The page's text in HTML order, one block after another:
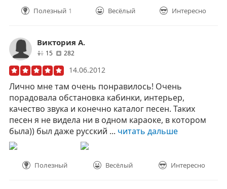
Полезный 1 Весёлый Интересно
Виктория А.
15друзей
282
14.06.2012
Лично мне там очень понравилось! Очень
порадовала обстановка кабинки, интерьер,
качество звука и конечно каталог песен. Таких
песен я не видела ни в одном караоке, в котором
была)) был даже русский ... читать дальше
Полезный Весёлый Интересно